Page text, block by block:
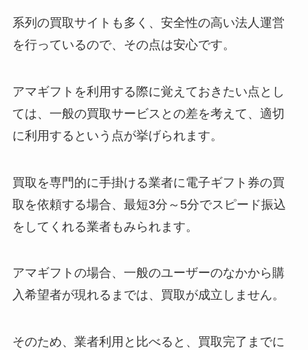
系列の買取サイトも多く、安全性の高い法人運営
を行っているので、その点は安心です。
アマギフトを利用する際に覚えておきたい点とし
ては、一般の買取サービスとの差を考えて、適切
に利用するという点が挙げられます。
買取を専門的に手掛ける業者に電子ギフト券の買
取を依頼する場合、最短3分～5分でスピード振込
をしてくれる業者もみられます。
アマギフトの場合、一般のユーザーのなかから購
入希望者が現れるまでは、買取が成立しません。
そのため、業者利用と比べると、買取完了までに